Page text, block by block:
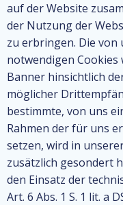
auf der Website
der Nutzung der
zu erbringen. Die von
notwendigen Cookies
Banner hinsichtlich
möglicher
bestimmte, von uns
Rahmen der für uns
setzen, wird in
zusätzlich gesondert
den Einsatz der
Art. 6 Abs. 1 S. 1 lit. a